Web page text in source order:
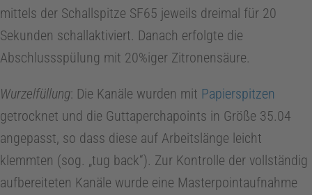
mittels der Schallspitze SF65 jeweils dreimal für 20
Sekunden schallaktiviert. Danach erfolgte die
Abschlussspülung mit 20%iger Zitronensäure.
Wurzelfüllung: Die Kanäle wurden mit Papierspitzen
getrocknet und die Guttaperchapoints in Größe 35.04
angepasst, so dass diese auf Arbeitslänge leicht
klemmten (sog. „tug back“). Zur Kontrolle der vollständig
aufbereiteten Kanäle wurde eine Masterpointaufnahme